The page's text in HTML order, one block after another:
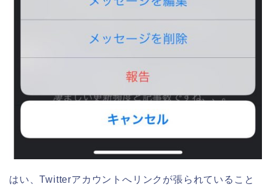
はい、Twitterアカウントへリンクが張られていること